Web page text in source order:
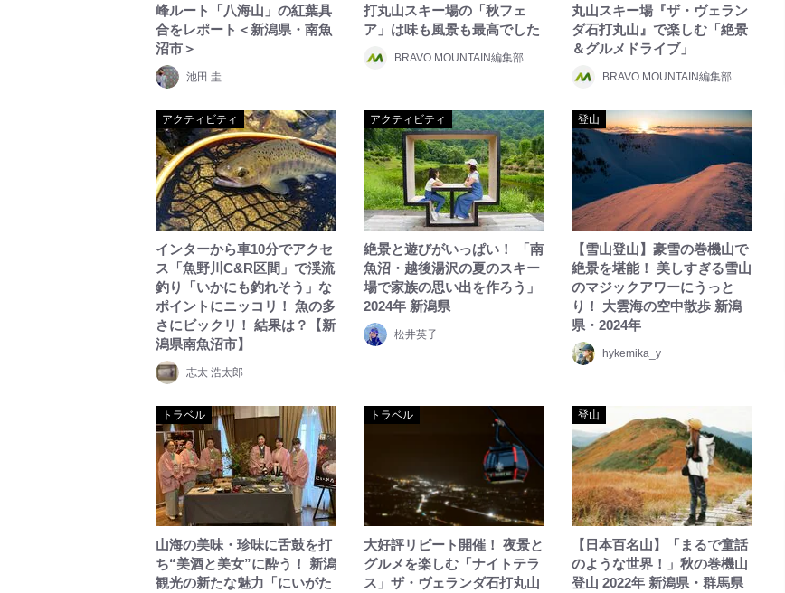
峰ルート「八海山」の紅葉具
合をレポート＜新潟県・南魚
沼市＞
池田 圭
打丸山スキー場の「秋フェ
ア」は味も風景も最高でした
BRAVO MOUNTAIN編集部
丸山スキー場『ザ・ヴェラン
ダ石打丸山』で楽しむ「絶景
＆グルメドライブ」
BRAVO MOUNTAIN編集部
アクティビティ
インターから車10分でアクセ
ス「魚野川C&R区間」で渓流
釣り「いかにも釣れそう」な
ポイントにニッコリ！ 魚の多
さにビックリ！ 結果は？【新
潟県南魚沼市】
志太 浩太郎
アクティビティ
絶景と遊びがいっぱい！ 「南
魚沼・越後湯沢の夏のスキー
場で家族の思い出を作ろう」
2024年 新潟県
松井英子
登山
【雪山登山】豪雪の巻機山で
絶景を堪能！ 美しすぎる雪山
のマジックアワーにうっと
り！ 大雲海の空中散歩 新潟
県・2024年
hykemika_y
トラベル
山海の美味・珍味に舌鼓を打
ち“美酒と美女”に酔う！ 新潟
観光の新たな魅力「にいがた
トラベル
大好評リピート開催！ 夜景と
グルメを楽しむ「ナイトテラ
ス」ザ・ヴェランダ石打丸山
登山
【日本百名山】「まるで童話
のような世界！」秋の巻機山
登山 2022年 新潟県・群馬県